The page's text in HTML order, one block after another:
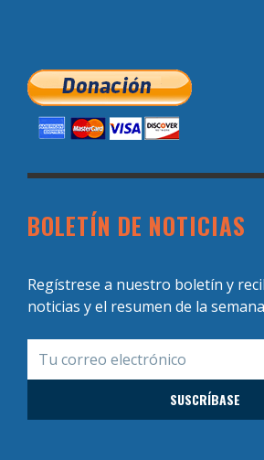
BOLETÍN DE NOTICIAS
Regístrese a nuestro boletín y
noticias y el resumen de la